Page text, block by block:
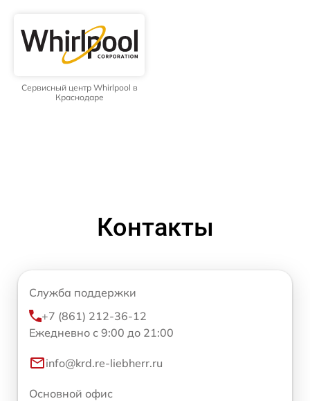
Сервисный центр Whirlpool в
Краснодаре
Контакты
Служба поддержки
+7 (861) 212-36-12
Ежедневно с 9:00 до 21:00
info@krd.re-liebherr.ru
Основной офис